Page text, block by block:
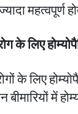
के लिए
के लिए
में